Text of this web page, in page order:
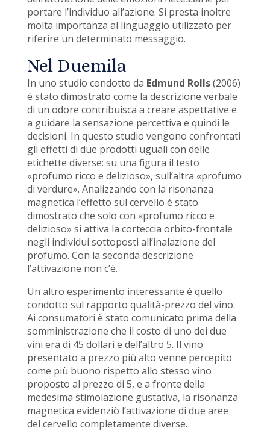
portare l’individuo all’azione. Si presta inoltre
molta importanza al linguaggio utilizzato per
riferire un determinato messaggio.
Nel Duemila
In uno studio condotto da Edmund Rolls(2006)
è stato dimostrato come la descrizione verbale
di un odore contribuisca a creare aspettative e
a guidare la sensazione percettiva e quindi le
decisioni. In questo studio vengono confrontati
gli effetti di due prodotti uguali con delle
etichette diverse: su una figura il testo
«profumo ricco e delizioso», sull’altra «profumo
di verdure». Analizzando con la risonanza
magnetica l’effetto sul cervello è stato
dimostrato che solo con «profumo ricco e
delizioso» si attiva la corteccia orbito-frontale
negli individui sottoposti all’inalazione del
profumo. Con la seconda descrizione
l’attivazione non c’è.
Un altro esperimento interessante è quello
condotto sul rapporto qualità-prezzo del vino.
Ai consumatori è stato comunicato prima della
somministrazione che il costo di uno dei due
vini era di 45 dollari e dell’altro 5. Il vino
presentato a prezzo più alto venne percepito
come più buono rispetto allo stesso vino
proposto al prezzo di 5, e a fronte della
medesima stimolazione gustativa, la risonanza
magnetica evidenziò l’attivazione di due aree
del cervello completamente diverse.